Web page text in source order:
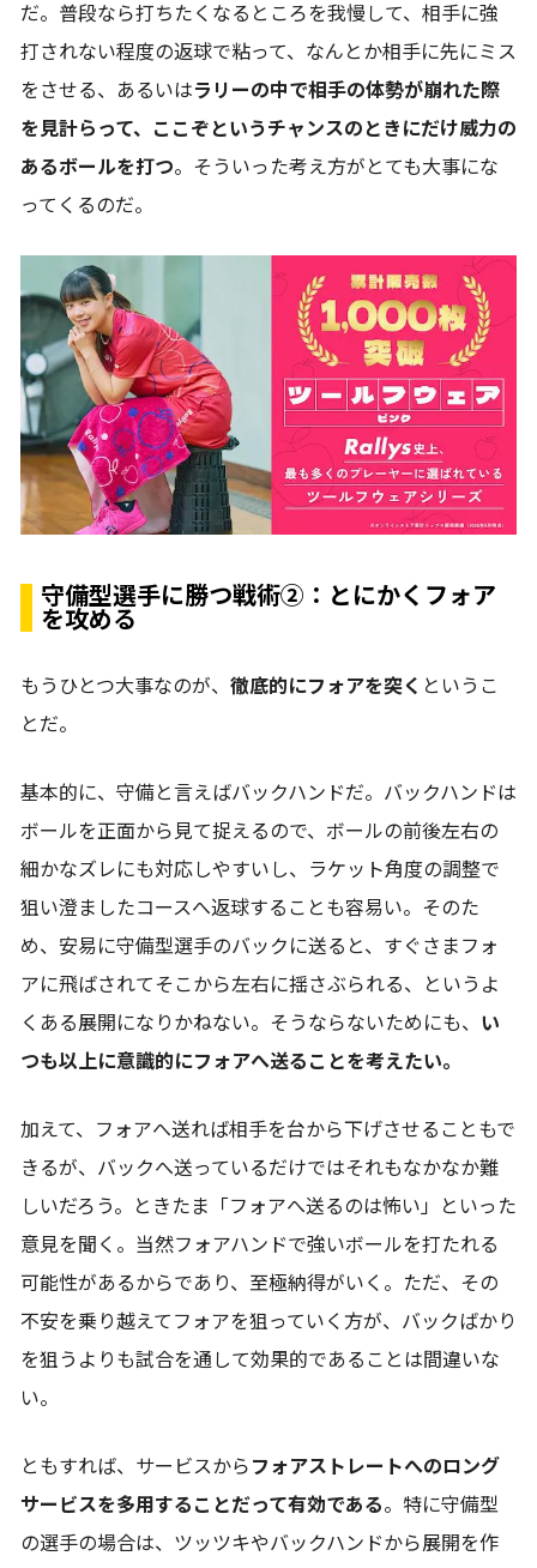
だ。普段なら打ちたくなるところを我慢して、相手に強
打されない程度の返球で粘って、なんとか相手に先にミス
をさせる、あるいはラリーの中で相手の体勢が崩れた際
を見計らって、ここぞというチャンスのときにだけ威力の
あるボールを打つ。そういった考え方がとても大事にな
ってくるのだ。
守備型選手に勝つ戦術②：とにかくフォア
を攻める
もうひとつ大事なのが、 徹底的にフォアを突く というこ
とだ。
基本的に、守備と言えばバックハンドだ。バックハンドは
ボールを正面から見て捉えるので、ボールの前後左右の
細かなズレにも対応しやすいし、ラケット角度の調整で
狙い澄ましたコースへ返球することも容易い。そのた
め、安易に守備型選手のバックに送ると、すぐさまフォ
アに飛ばされてそこから左右に揺さぶられる、というよ
くある展開になりかねない。そうならないためにも、 い
つも以上に意識的にフォアへ送ることを考えたい。
加えて、フォアへ送れば相手を台から下げさせることもで
きるが、バックへ送っているだけではそれもなかなか難
しいだろう。ときたま「フォアへ送るのは怖い」といった
意見を聞く。当然フォアハンドで強いボールを打たれる
可能性があるからであり、至極納得がいく。ただ、その
不安を乗り越えてフォアを狙っていく方が、バックばかり
を狙うよりも試合を通して効果的であることは間違いな
い。
ともすれば、サービスから フォアストレートへのロング
サービスを多用することだって有効である。特に守備型
の選手の場合は、ツッツキやバックハンドから展開を作